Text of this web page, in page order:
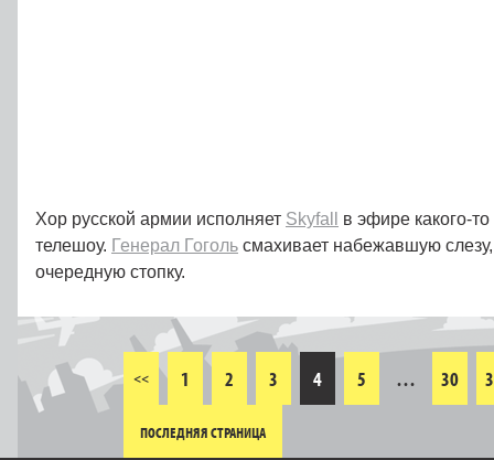
Хор русской армии исполняет Skyfall
в эфире какого-
телешоу. Генерал Гоголь смахивает набежавшую
очередную стопку.
<< 1 2 3 4 5 … 30
ПОСЛЕДНЯЯ СТРАНИЦА